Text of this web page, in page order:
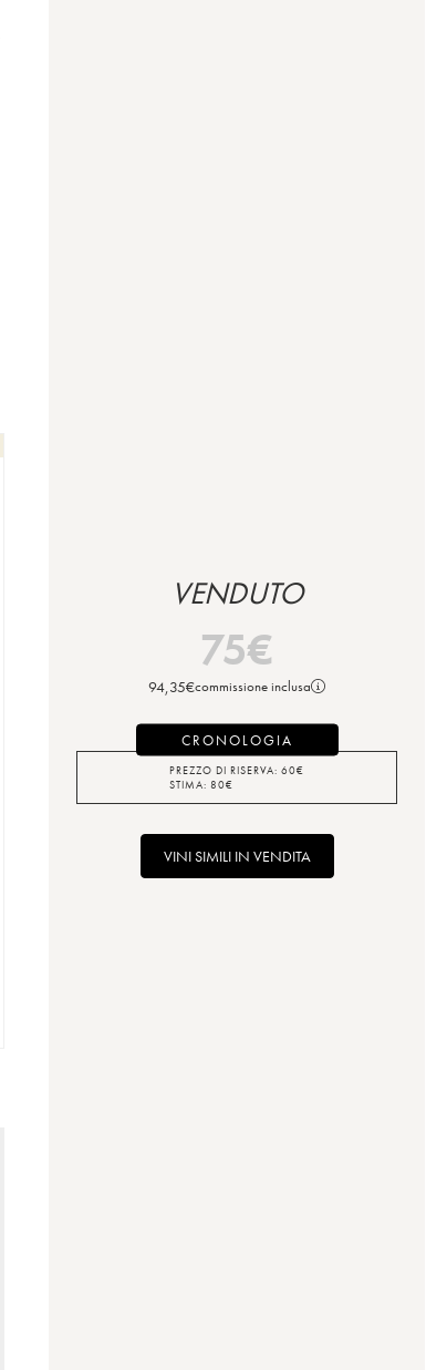
VENDUTO
75€
94,35€commissione inclusa
CRONOLOGIA
PREZZO DI RISERVA: 60€
STIMA: 80€
VINI SIMILI IN VENDITA